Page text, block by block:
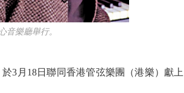
樂廳舉行。
月18日聯同香港管弦樂團（港樂）獻上